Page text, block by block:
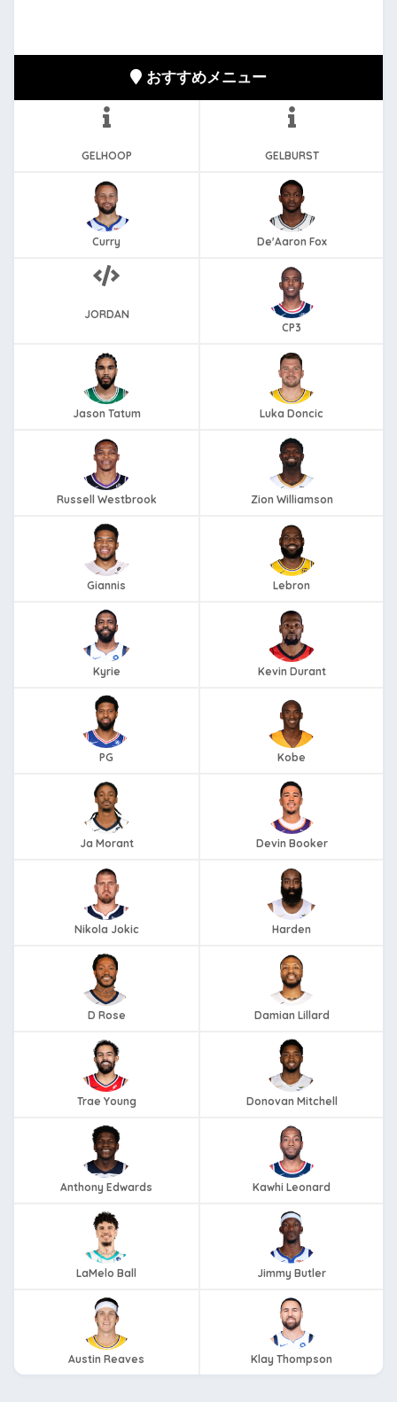
おすすめメニュー
GELHOOP GELBURST
Curry De'Aaron Fox
JORDAN
CP3
Jason Tatum Luka Doncic
Russell Westbrook Zion Williamson
Giannis Lebron
Kyrie Kevin Durant
PG Kobe
Ja Morant Devin Booker
Nikola Jokic Harden
D Rose Damian Lillard
Trae Young Donovan Mitchell
Anthony Edwards Kawhi Leonard
LaMelo Ball Jimmy Butler
Austin Reaves Klay Thompson